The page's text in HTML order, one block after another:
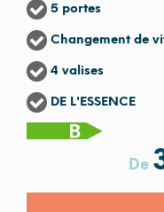
5 portes
Changement de
4 valises
DE L'ESSENCE
De